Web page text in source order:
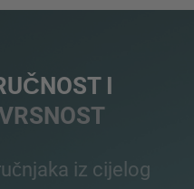
I
iz cijelog